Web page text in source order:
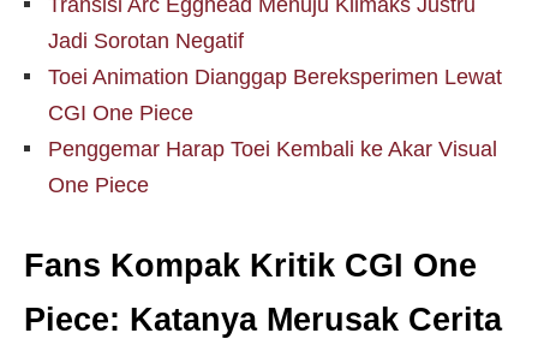
Jadi Sorotan Negatif
Toei Animation Dianggap Bereksperimen Lewat
CGI One Piece
Penggemar Harap Toei Kembali ke Akar Visual
One Piece
Fans Kompak Kritik CGI One
Piece: Katanya Merusak Cerita